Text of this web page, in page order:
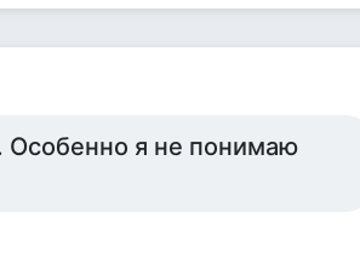
Особенно я не понимаю